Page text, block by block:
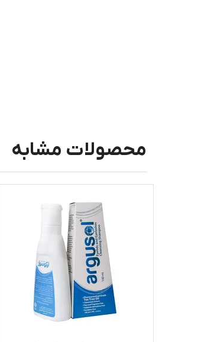
محصولات مشابه